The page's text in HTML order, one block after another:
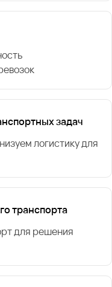
задач
логистику для
транспорта
для решения